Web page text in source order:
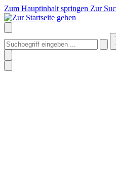
Zum Hauptinhalt springen Zur